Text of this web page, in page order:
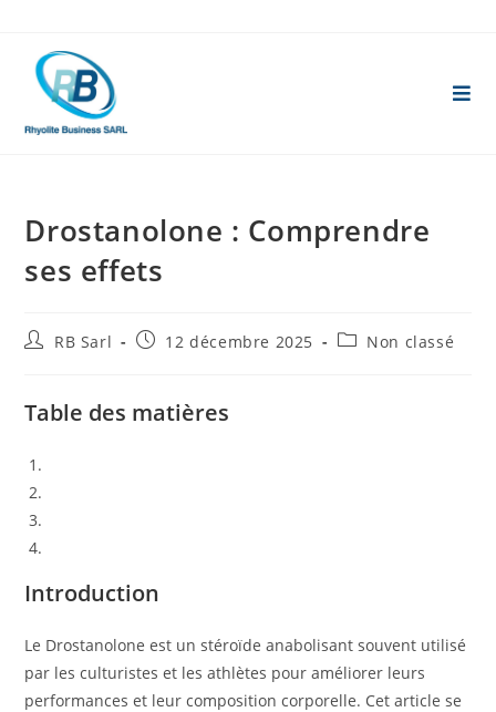
content
Drostanolone : Comprendre
ses effets
Auteur/autrice
publication :
RB Sarl
Publication
12 décembre 2025
PostNon classé
Table des matières
Introduction
Le Drostanolone est un stéroïde anabolisant souvent utilisé
par les culturistes et les athlètes pour améliorer leurs
performances et leur composition corporelle. Cet article se